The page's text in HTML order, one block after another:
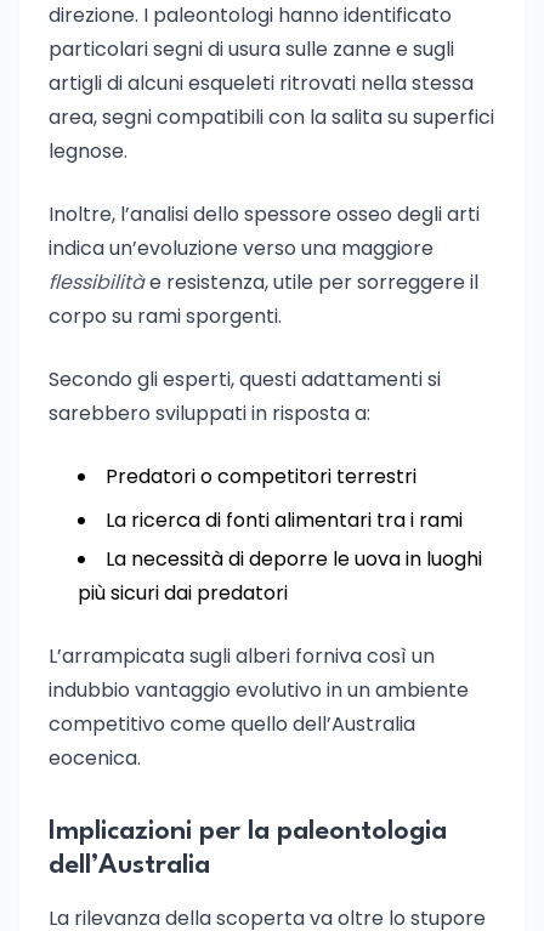
direzione. I paleontologi hanno identificato
particolari segni di usura sulle zanne e sugli
artigli di alcuni esqueleti ritrovati nella stessa
area, segni compatibili con la salita su superfici
legnose.
Inoltre, l’analisi dello spessore osseo degli arti
indica un’evoluzione verso una maggiore
flessibilitàe resistenza, utile per sorreggere il
corpo su rami sporgenti.
Secondo gli esperti, questi adattamenti si
sarebbero sviluppati in risposta a:
Predatori o competitori terrestri
La ricerca di fonti alimentari tra i rami
La necessità di deporre le uova in luoghi
più sicuri dai predatori
L’arrampicata sugli alberi forniva così un
indubbio vantaggio evolutivo in un ambiente
competitivo come quello dell’Australia
eocenica.
Implicazioni per la paleontologia
dell’Australia
La rilevanza della scoperta va oltre lo stupore